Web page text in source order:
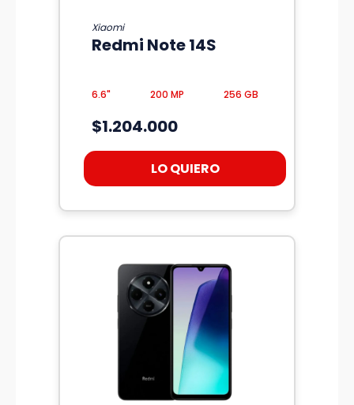
Xiaomi
Redmi Note 14S
6.6" 200 MP 256 GB
$1.204.000
LO QUIERO